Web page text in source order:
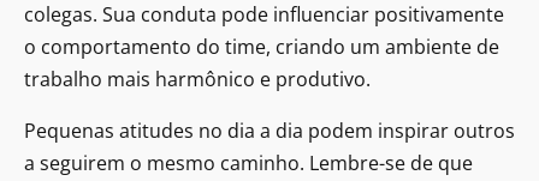
colegas. Sua conduta pode influenciar positivamente
o comportamento do time, criando um ambiente de
trabalho mais harmônico e produtivo.
Pequenas atitudes no dia a dia podem inspirar outros
a seguirem o mesmo caminho. Lembre-se de que